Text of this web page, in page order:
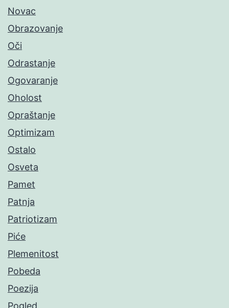
Novac
Obrazovanje
Oči
Odrastanje
Ogovaranje
Oholost
Opraštanje
Optimizam
Ostalo
Osveta
Pamet
Patnja
Patriotizam
Piće
Plemenitost
Pobeda
Poezija